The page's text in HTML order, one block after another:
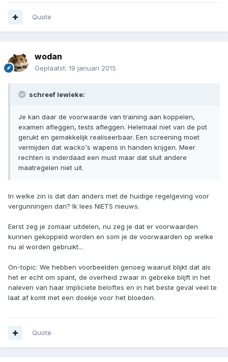
Quote
wodan
Geplaatst: 19 januari 2015
schreef lewieke:
Je kan daar de voorwaarde van training aan koppelen,
examen afleggen, tests afleggen. Helemaal niet van de pot
gerukt en gemakkelijk realiseerbaar. Een screening moet
vermijden dat wacko's wapens in handen krijgen. Meer
rechten is inderdaad een must maar dat sluit andere
maatregelen niet uit.
In welke zin is dat dan anders met de huidige regelgeving voor
vergunningen dan? Ik lees NIETS nieuws.
Eerst zeg je zomaar uitdelen, nu zeg je dat er voorwaarden
kunnen gekoppeld worden en som je de voorwaarden op welke
nu al worden gebruikt...
On-topic: We hebben voorbeelden genoeg waaruit blijkt dat als
het er echt om spant, de overheid zwaar in gebreke blijft in het
naleven van haar impliciete beloftes en in het beste geval veel te
laat af komt met een doekje voor het bloeden.
Quote